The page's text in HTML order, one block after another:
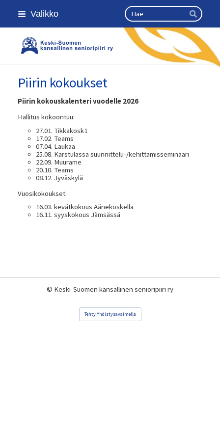
Siirry
sivun
Valikko Haku
Hae
Keski-Suomen kansallinen
Piirin kokoukset
Piirin kokouskalenteri vuodelle 2026
Hallitus kokoontuu:
27.01. Tikkakosk1
17.02. Teams
07.04. Laukaa
25.08. Karstulassa suunnittelu-/kehittämisseminaari
22.09. Muurame
20.10. Teams
08.12. Jyväskylä
Vuosikokoukset:
16.03. kevätkokous Äänekoskella
16.11. syyskokous Jämsässä
© Keski-Suomen kansallinen senioripiiri ry
Tehty Yhdistysavaimella